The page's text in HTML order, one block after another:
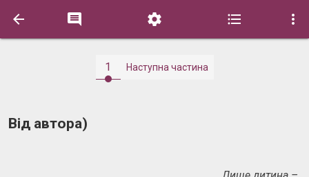
    
1 Наступна частина
Від автора)